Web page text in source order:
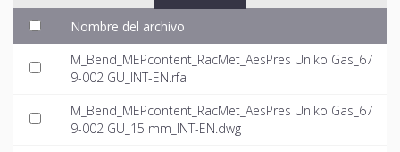
Nombre del archivo
M_Bend_MEPcontent_RacMet_AesPres Uniko Gas_67
9-002 GU_INT-EN.rfa
M_Bend_MEPcontent_RacMet_AesPres Uniko Gas_67
9-002 GU_15 mm_INT-EN.dwg